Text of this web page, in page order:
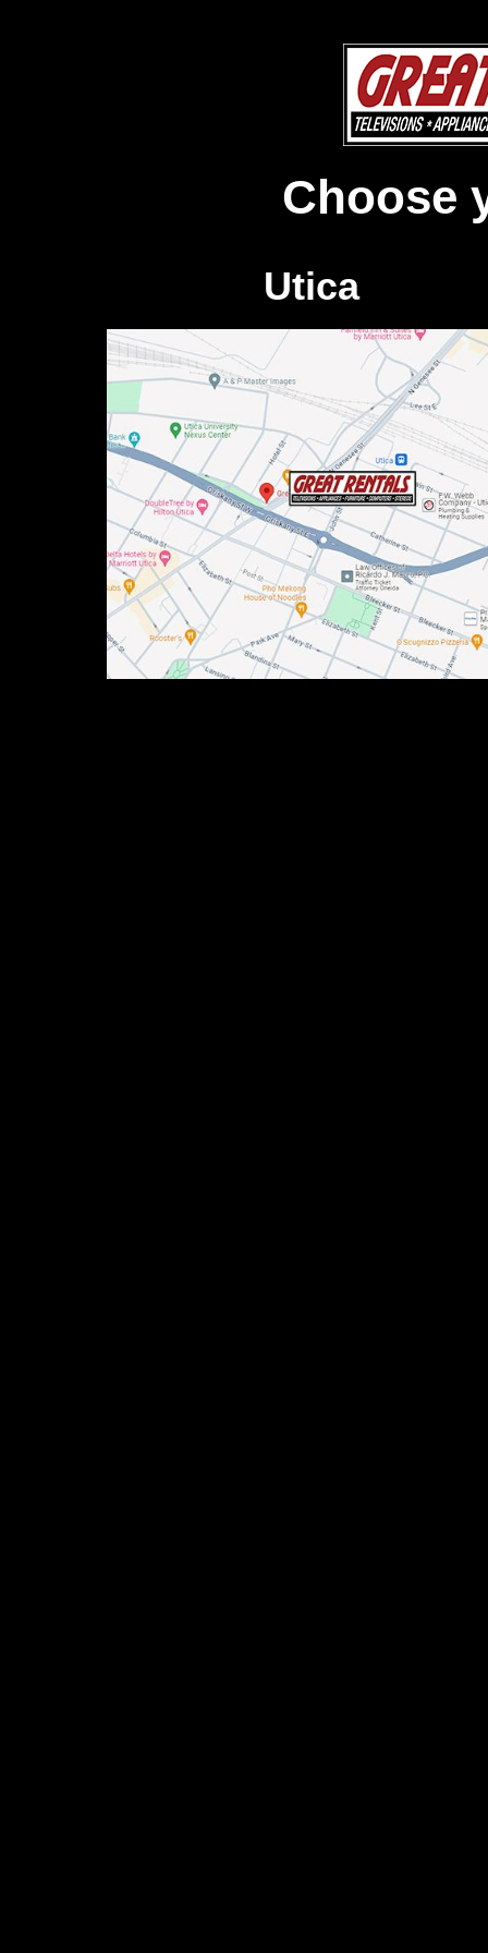
Choose
Utica